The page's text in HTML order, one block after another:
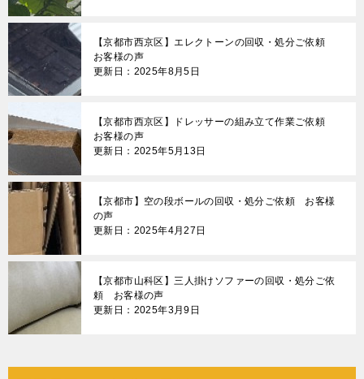
【京都市西京区】エレクトーンの回収・処分ご依頼
お客様の声
更新日：2025年8月5日
【京都市西京区】ドレッサーの組み立て作業ご依頼
お客様の声
更新日：2025年5月13日
【京都市】空の段ボールの回収・処分ご依頼 お客様
の声
更新日：2025年4月27日
【京都市山科区】三人掛けソファーの回収・処分ご依
頼 お客様の声
更新日：2025年3月9日